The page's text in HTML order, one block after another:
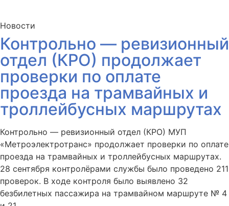
Новости
Контрольно — ревизионный
отдел (КРО) продолжает
проверки по оплате
проезда на трамвайных и
троллейбусных маршрутах
Контрольно — ревизионный отдел (КРО) МУП
«Метроэлектротранс» продолжает проверки по оплате
проезда на трамвайных и троллейбусных маршрутах.
28 сентября контролёрами службы было проведено 211
проверок. В ходе контроля было выявлено 32
безбилетных пассажира на трамвайном маршруте № 4